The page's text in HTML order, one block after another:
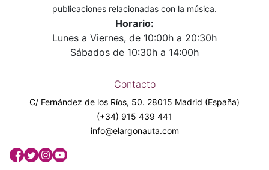
publicaciones relacionadas con la música.
Horario:
Lunes a Viernes, de 10:00h a 20:30h
Sábados de 10:30h a 14:00h
Contacto
C/ Fernández de los Ríos, 50. 28015 Madrid (España)
(+34) 915 439 441
info@elargonauta.com